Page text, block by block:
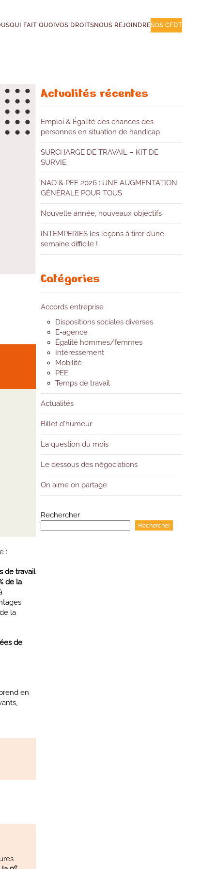
QUI FAIT QUOIVOS DROITSNOUS REJOINDRESOS CFDT
:
de travail
de la
la
de
en
e
Actualités récentes
Emploi & Égalité des chances des
personnes en situation de handicap
SURCHARGE DE TRAVAIL – KIT DE
SURVIE
NAO & PEE 2026 : UNE AUGMENTATION
GÉNÉRALE POUR TOUS
Nouvelle année, nouveaux objectifs
INTEMPERIES les leçons à tirer d’une
semaine difficile !
Catégories
Accords entreprise
Dispositions sociales diverses
E-agence
Égalité hommes/femmes
Intéressement
Mobilité
PEE
Temps de travail
Actualités
Billet d'humeur
La question du mois
Le dessous des négociations
On aime on partage
Rechercher
Rechercher